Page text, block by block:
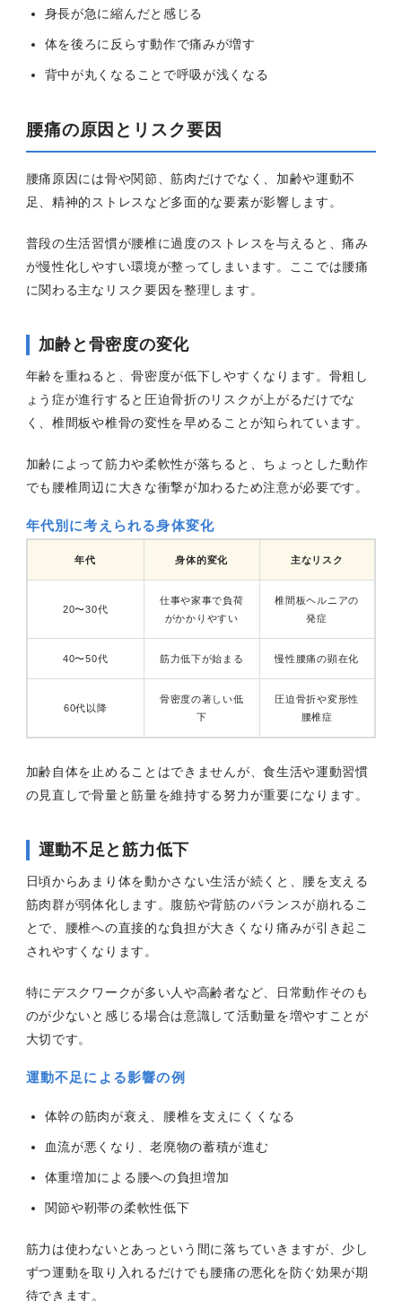
身長が急に縮んだと感じる
体を後ろに反らす動作で痛みが増す
背中が丸くなることで呼吸が浅くなる
腰痛の原因とリスク要因
腰痛原因には骨や関節、筋肉だけでなく、加齢や運動不
足、精神的ストレスなど多面的な要素が影響します。
普段の生活習慣が腰椎に過度のストレスを与えると、痛み
が慢性化しやすい環境が整ってしまいます。ここでは腰痛
に関わる主なリスク要因を整理します。
加齢と骨密度の変化
年齢を重ねると、骨密度が低下しやすくなります。骨粗し
ょう症が進行すると圧迫骨折のリスクが上がるだけでな
く、椎間板や椎骨の変性を早めることが知られています。
加齢によって筋力や柔軟性が落ちると、ちょっとした動作
でも腰椎周辺に大きな衝撃が加わるため注意が必要です。
年代別に考えられる身体変化
年代 身体的変化 主なリスク
20〜30代
仕事や家事で負荷
がかかりやすい
椎間板ヘルニアの
発症
40〜50代 筋力低下が始まる 慢性腰痛の顕在化
60代以降
骨密度の著しい低
下
圧迫骨折や変形性
腰椎症
加齢自体を止めることはできませんが、食生活や運動習慣
の見直しで骨量と筋量を維持する努力が重要になります。
運動不足と筋力低下
日頃からあまり体を動かさない生活が続くと、腰を支える
筋肉群が弱体化します。腹筋や背筋のバランスが崩れるこ
とで、腰椎への直接的な負担が大きくなり痛みが引き起こ
されやすくなります。
特にデスクワークが多い人や高齢者など、日常動作そのも
のが少ないと感じる場合は意識して活動量を増やすことが
大切です。
運動不足による影響の例
体幹の筋肉が衰え、腰椎を支えにくくなる
血流が悪くなり、老廃物の蓄積が進む
体重増加による腰への負担増加
関節や靭帯の柔軟性低下
筋力は使わないとあっという間に落ちていきますが、少し
ずつ運動を取り入れるだけでも腰痛の悪化を防ぐ効果が期
待できます。